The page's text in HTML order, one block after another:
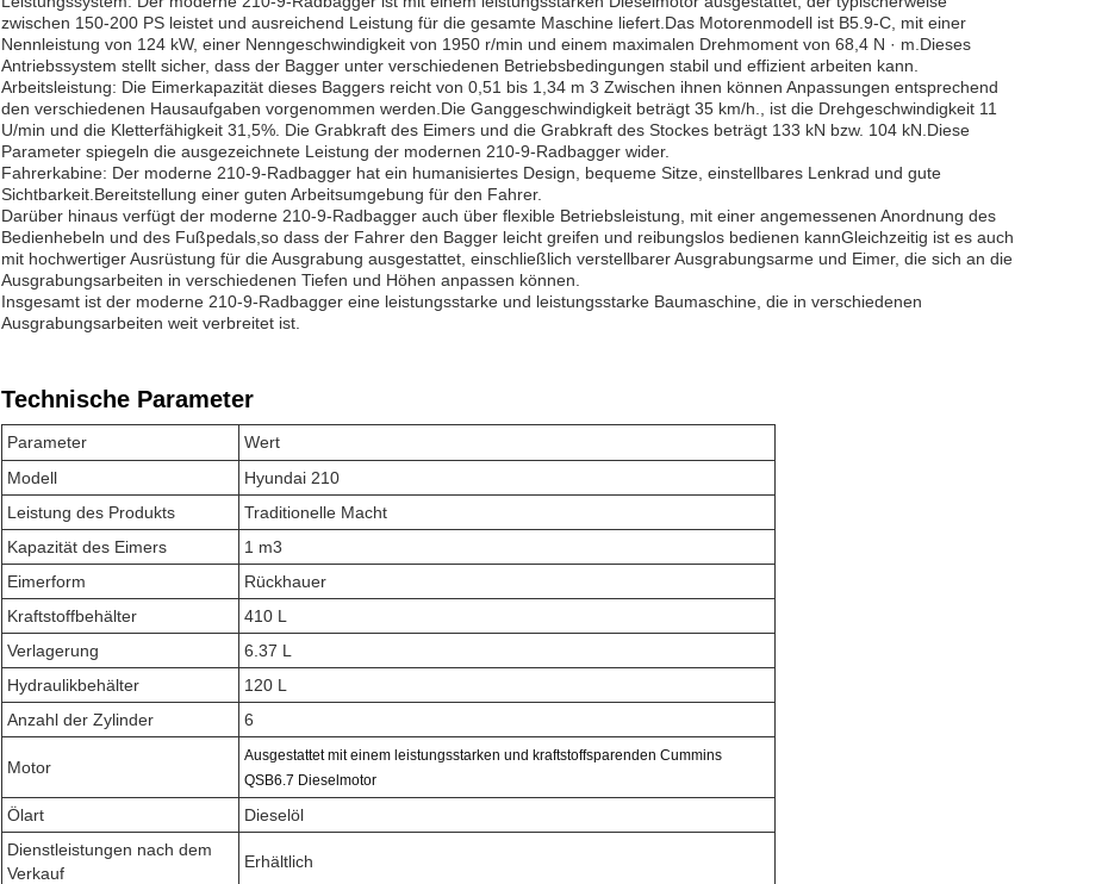
zwischen 150-200 PS leistet und ausreichend Leistung für die gesamte Maschine liefert.Das Motorenmodell ist B5.9-C, mit einer
Nennleistung von 124 kW, einer Nenngeschwindigkeit von 1950 r/min und einem maximalen Drehmoment von 68,4 N · m.Dieses
Antriebssystem stellt sicher, dass der Bagger unter verschiedenen Betriebsbedingungen stabil und effizient arbeiten kann.
Arbeitsleistung: Die Eimerkapazität dieses Baggers reicht von 0,51 bis 1,34 m 3 Zwischen ihnen können Anpassungen entsprechend
den verschiedenen Hausaufgaben vorgenommen werden.Die Ganggeschwindigkeit beträgt 35 km/h., ist die Drehgeschwindigkeit 11
U/min und die Kletterfähigkeit 31,5%. Die Grabkraft des Eimers und die Grabkraft des Stockes beträgt 133 kN bzw. 104 kN.Diese
Parameter spiegeln die ausgezeichnete Leistung der modernen 210-9-Radbagger wider.
Fahrerkabine: Der moderne 210-9-Radbagger hat ein humanisiertes Design, bequeme Sitze, einstellbares Lenkrad und gute
Sichtbarkeit.Bereitstellung einer guten Arbeitsumgebung für den Fahrer.
Darüber hinaus verfügt der moderne 210-9-Radbagger auch über flexible Betriebsleistung, mit einer angemessenen Anordnung des
Bedienhebeln und des Fußpedals,so dass der Fahrer den Bagger leicht greifen und reibungslos bedienen kannGleichzeitig ist es auch
mit hochwertiger Ausrüstung für die Ausgrabung ausgestattet, einschließlich verstellbarer Ausgrabungsarme und Eimer, die sich an die
Ausgrabungsarbeiten in verschiedenen Tiefen und Höhen anpassen können.
Insgesamt ist der moderne 210-9-Radbagger eine leistungsstarke und leistungsstarke Baumaschine, die in verschiedenen
Ausgrabungsarbeiten weit verbreitet ist.
Technische Parameter
Parameter
Wert
Modell
Hyundai 210
Leistung des Produkts
Traditionelle Macht
Kapazität des Eimers
1 m3
Eimerform
Rückhauer
Kraftstoffbehälter
410 L
Verlagerung
6.37 L
Hydraulikbehälter
120 L
Anzahl der Zylinder
6
Motor
Ausgestattet mit einem leistungsstarken und kraftstoffsparenden Cummins
QSB6.7 Dieselmotor
Ölart
Dieselöl
Dienstleistungen nach dem
Verkauf
Erhältlich